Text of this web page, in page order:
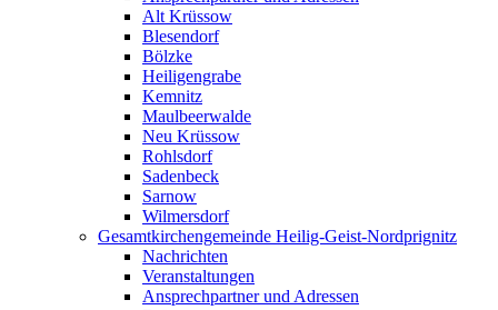
Alt Krüssow
Blesendorf
Bölzke
Heiligengrabe
Kemnitz
Maulbeerwalde
Neu Krüssow
Rohlsdorf
Sadenbeck
Sarnow
Wilmersdorf
Gesamtkirchengemeinde Heilig-Geist-Nordprignitz
Nachrichten
Veranstaltungen
Ansprechpartner und Adressen